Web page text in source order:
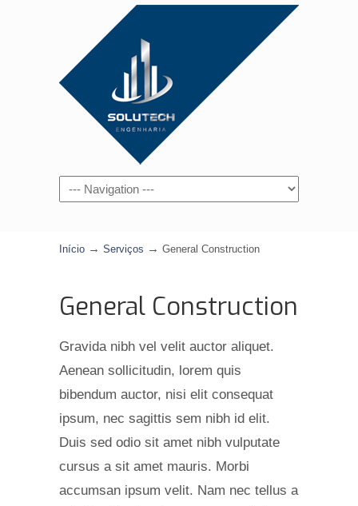
Navigation
Início → Serviços → General Construction
General Construction
Gravida nibh vel velit auctor aliquet.
Aenean sollicitudin, lorem quis
bibendum auctor, nisi elit consequat
ipsum, nec sagittis sem nibh id elit.
Duis sed odio sit amet nibh vulputate
cursus a sit amet mauris. Morbi
accumsan ipsum velit. Nam nec tellus a